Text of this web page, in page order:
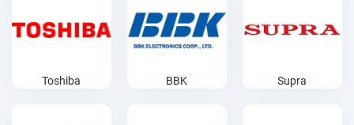
Toshiba BBK Supra